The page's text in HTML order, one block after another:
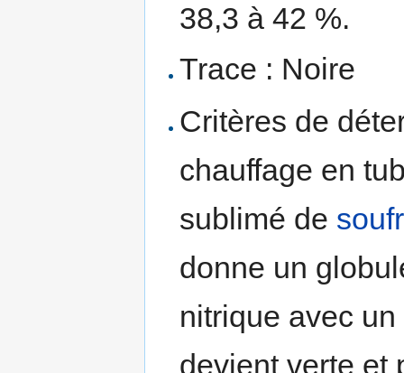
38,3 à 42 %.
Trace : Noire
Critères de
chauffage en
sublimé de
donne un
nitrique avec
devient verte et